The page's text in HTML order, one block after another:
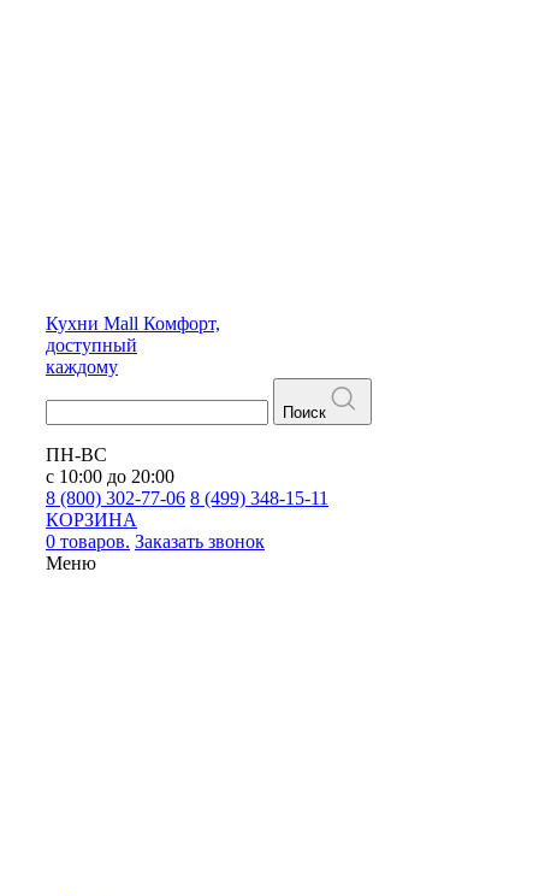
Кухни Mall Комфорт,
доступный
каждому
Поиск
ПН-ВС
с 10:00 до 20:00
8 (800) 302-77-06 8 (499) 348-15-11
КОРЗИНА
0 товаров. Заказать звонок
Меню